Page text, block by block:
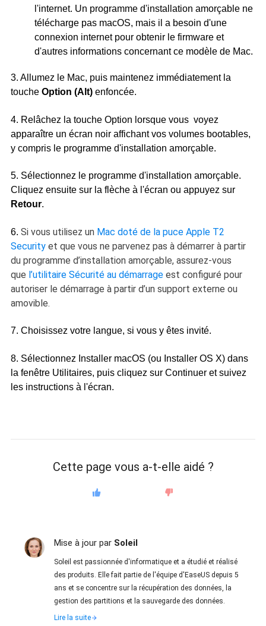
l'internet. Un programme d'installation amorçable ne
télécharge pas macOS, mais il a besoin d'une
connexion internet pour obtenir le firmware et
d'autres informations concernant ce modèle de Mac.
3. Allumez le Mac, puis maintenez immédiatement la
toucheOption (Alt)enfoncée.
4. Relâchez la touche Option lorsque vous voyez
apparaître un écran noir affichant vos volumes bootables,
y compris le programme d'installation amorçable.
5. Sélectionnez le programme d'installation amorçable.
Cliquez ensuite sur la flèche à l'écran ou appuyez sur
Retour.
6. Si vous utilisez un Mac doté de la puce Apple T2
Securityet que vous ne parvenez pas à démarrer à partir
du programme d’installation amorçable, assurez-vous
que l’utilitaire Sécurité au démarrageest configuré pour
autoriser le démarrage à partir d’un support externe ou
amovible.
7. Choisissez votre langue, si vous y êtes invité.
8. Sélectionnez Installer macOS (ou Installer OS X) dans
la fenêtre Utilitaires, puis cliquez sur Continuer et suivez
les instructions à l'écran.
Cette page vous a-t-elle aidé ?
Mise à jour par Soleil
Soleil est passionnée d'informatique et a étudié et réalisé
des produits. Elle fait partie de l'équipe d'EaseUS depuis 5
ans et se concentre sur la récupération des données, la
gestion des partitions et la sauvegarde des données.
Lire la suite